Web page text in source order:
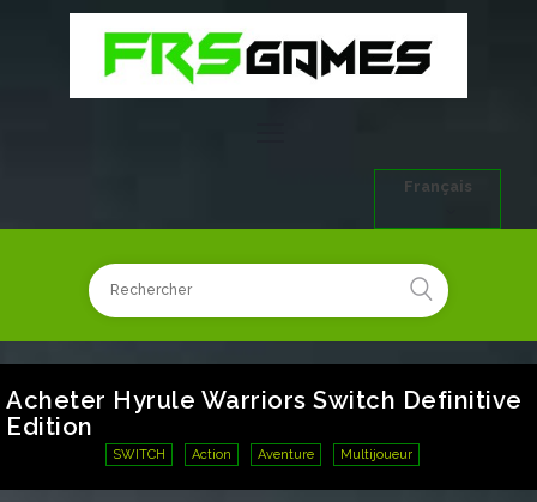
Français
Acheter Hyrule Warriors Switch Definitive
Edition
SWITCH Action Aventure Multijoueur